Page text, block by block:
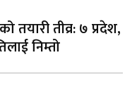
तयारी तीव्र: ७ प्रदेश,
निम्तो